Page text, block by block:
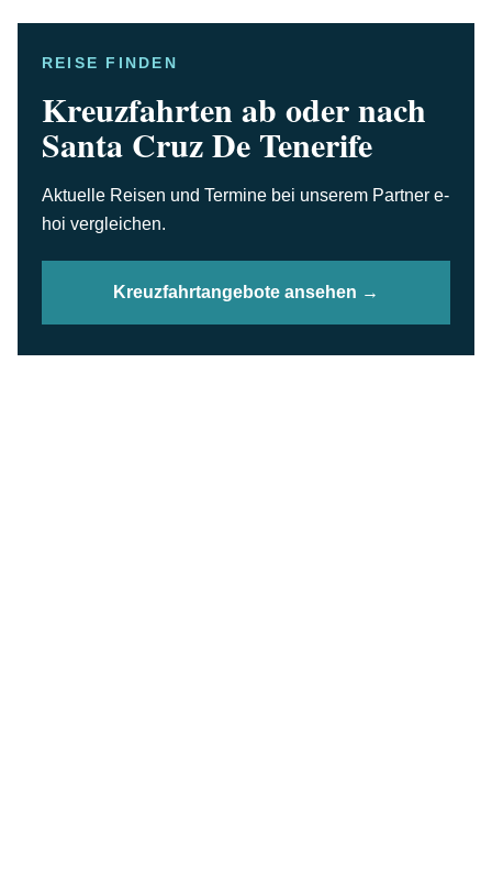
REISE FINDEN
Kreuzfahrten ab oder nach
Santa Cruz De Tenerife
Aktuelle Reisen und Termine bei unserem Partner e-
hoi vergleichen.
Kreuzfahrtangebote ansehen →